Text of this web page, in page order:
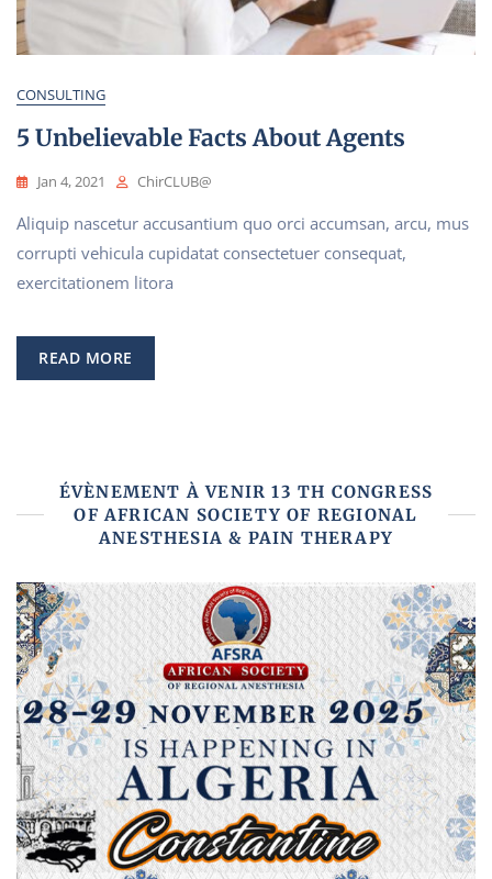
CONSULTING
5 Unbelievable Facts About Agents
Jan 4, 2021 ChirCLUB@
Aliquip nascetur accusantium quo orci accumsan, arcu, mus
corrupti vehicula cupidatat consectetuer consequat,
exercitationem litora
READ MORE
ÉVÈNEMENT À VENIR 13 TH CONGRESS
OF AFRICAN SOCIETY OF REGIONAL
ANESTHESIA & PAIN THERAPY